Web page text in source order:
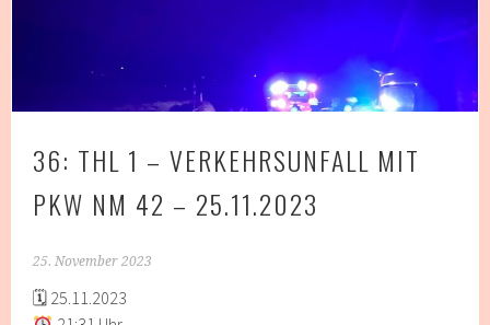
36: THL 1 – VERKEHRSUNFALL MIT
PKW NM 42 – 25.11.2023
25. November 2023
🗓 25.11.2023